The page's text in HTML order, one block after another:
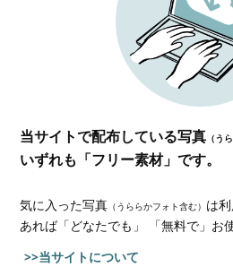
当サイトで配布している写真 （う
いずれも「フリー素材」です。
気に入った写真 （うららかフォト含む） は
あれば「どなたでも」 「無料で」お
>>当サイトについて